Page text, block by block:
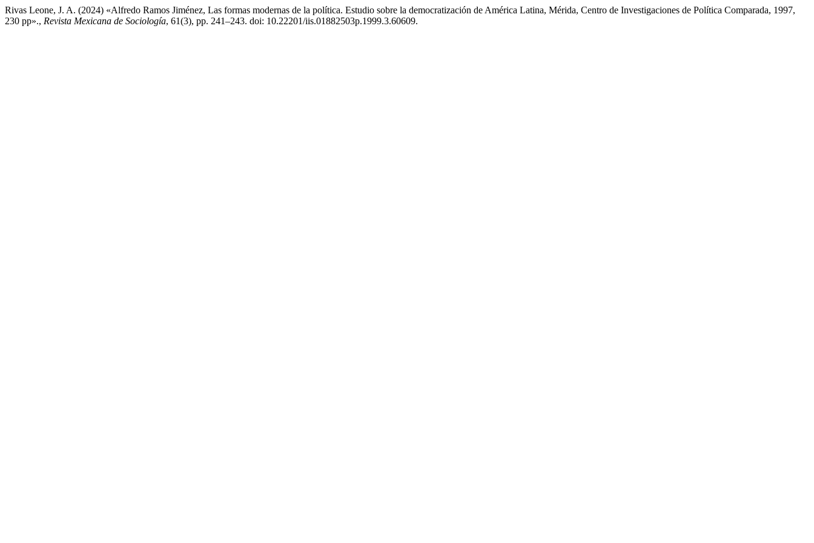
Rivas Leone, J. A. (2024) «Alfredo Ramos Jiménez, Las formas modernas de la política. Estudio sobre la democratización de América Latina, Mérida, Centro de Investigaciones de Política Comparada, 1997,
230 pp»., Revista Mexicana de Sociología, 61(3), pp. 241–243. doi: 10.22201/iis.01882503p.1999.3.60609.